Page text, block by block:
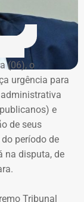
acordos
2024, para R$
apenas um
dois terços do
da
para R$
(06), o
urgência para
e
de seus
período de
na disputa, de
Tribunal